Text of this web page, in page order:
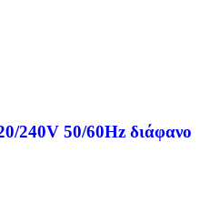
240V 50/60Hz διάφανο